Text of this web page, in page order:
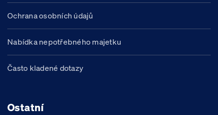
Ochrana osobních údajů
Nabídka nepotřebného majetku
Často kladené dotazy
Ostatní